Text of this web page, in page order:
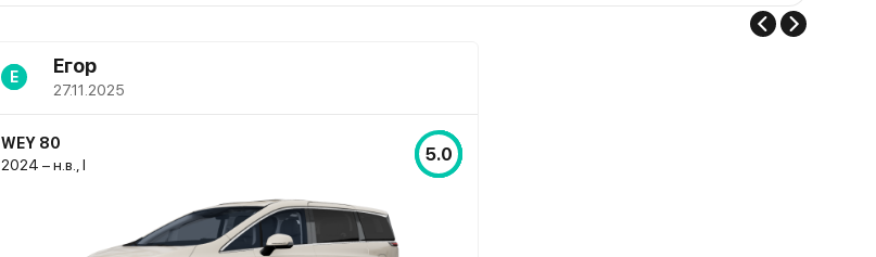
Е Егор
27.11.2025
WEY 80
2024 – н.в., I
5.0